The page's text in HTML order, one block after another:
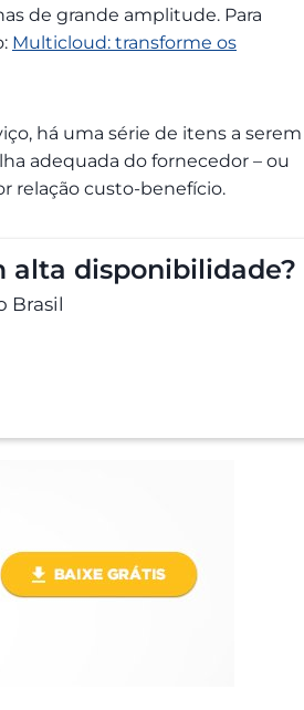
de grande amplitude. Para
Multicloud: transforme os
há uma série de itens a serem
adequada do fornecedor – ou
relação custo-benefício.
alta disponibilidade?
Brasil